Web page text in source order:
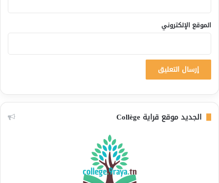
الموقع الإلكتروني
الجديد موقع قراية Collège